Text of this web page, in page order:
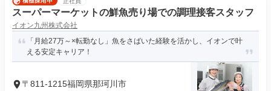
スーパーマーケットの鮮魚売り場での調理接客スタッフ
イオン九州株式会社
「月給27万～×転勤なし」魚をさばいた経験を活かし、イオンで叶
える安定キャリア！
〒811-1215福岡県那珂川市